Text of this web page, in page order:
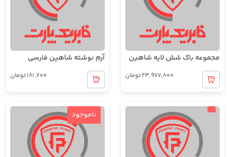
مجموعه باک شش لایه شاهین
23,977,800تومان
آرم نوشته شاهین فارسی
181,700تومان
ناموجود